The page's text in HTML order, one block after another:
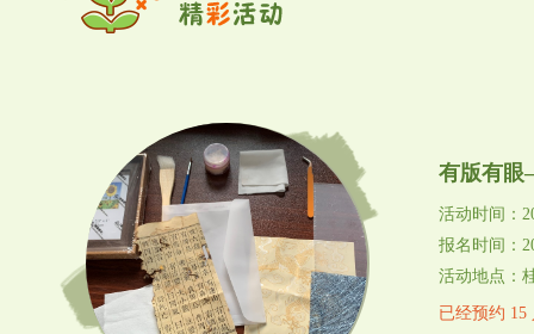
有版有眼
活动时间：
报名时间：
活动地点：
已经预约 15